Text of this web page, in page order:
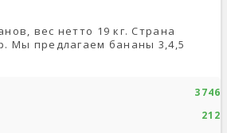
вес нетто 19 кг. Страна
Мы предлагаем бананы 3,4,5